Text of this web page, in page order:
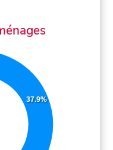
37.9%